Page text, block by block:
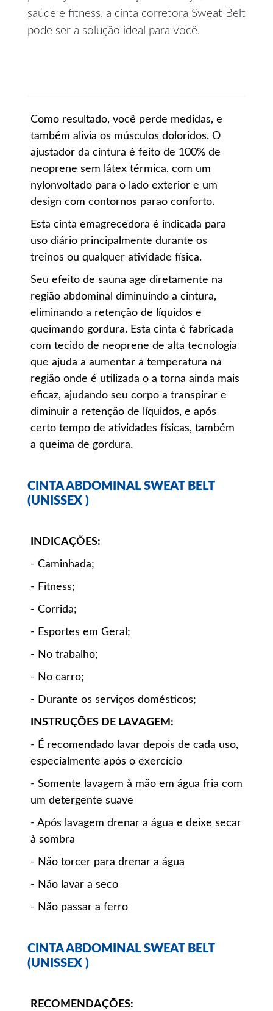
saúde e fitness, a cinta corretora Sweat Belt
pode ser a solução ideal para você.
Como resultado, você perde medidas, e
também alivia os músculos doloridos. O
ajustador da cintura é feito de 100% de
neoprene sem látex térmica, com um
nylonvoltado para o lado exterior e um
design com contornos parao conforto.
Esta cinta emagrecedora é indicada para
uso diário principalmente durante os
treinos ou qualquer atividade física.
Seu efeito de sauna age diretamente na
região abdominal diminuindo a cintura,
eliminando a retenção de líquidos e
queimando gordura. Esta cinta é fabricada
com tecido de neoprene de alta tecnologia
que ajuda a aumentar a temperatura na
região onde é utilizada o a torna ainda mais
eficaz, ajudando seu corpo a transpirar e
diminuir a retenção de líquidos, e após
certo tempo de atividades físicas, também
a queima de gordura.
CINTA ABDOMINAL SWEAT BELT
(UNISSEX )
INDICAÇÕES:
- Caminhada;
- Fitness;
- Corrida;
- Esportes em Geral;
- No trabalho;
- No carro;
- Durante os serviços domésticos;
INSTRUÇÕES DE LAVAGEM:
- É recomendado lavar depois de cada uso,
especialmente após o exercício
- Somente lavagem à mão em água fria com
um detergente suave
- Após lavagem drenar a água e deixe secar
à sombra
- Não torcer para drenar a água
- Não lavar a seco
- Não passar a ferro
CINTA ABDOMINAL SWEAT BELT
(UNISSEX )
RECOMENDAÇÕES: